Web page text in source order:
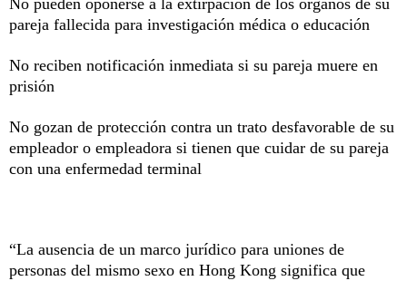
No pueden oponerse a la extirpación de los órganos de su
pareja fallecida para investigación médica o educación
No reciben notificación inmediata si su pareja muere en
prisión
No gozan de protección contra un trato desfavorable de su
empleador o empleadora si tienen que cuidar de su pareja
con una enfermedad terminal
“La ausencia de un marco jurídico para uniones de
personas del mismo sexo en Hong Kong significa que